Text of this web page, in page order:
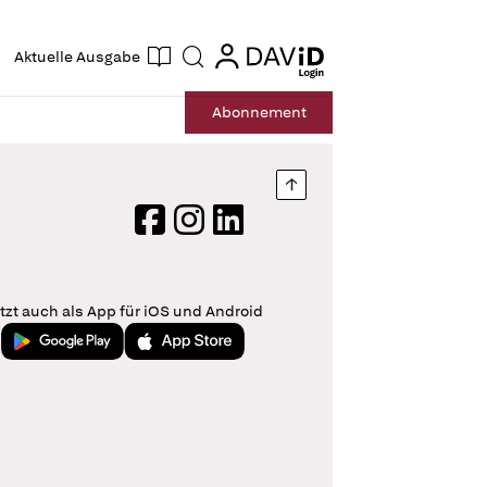
Aktuelle Ausgabe Suche login
login
Abonnement
Nach oben springen
FacebookInstagram
LinkedIn
auch als App für iOS und Android
Jetzt bei Google PlayLaden im App Store